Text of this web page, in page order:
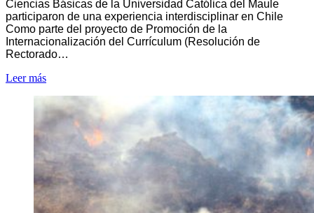
Ciencias Básicas de la Universidad Católica del Maule
participaron de una experiencia interdisciplinar en Chile
Como parte del proyecto de Promoción de la
Internacionalización del Currículum (Resolución de
Rectorado…
Leer más